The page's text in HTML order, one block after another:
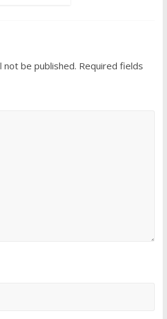
not be published. Required fields